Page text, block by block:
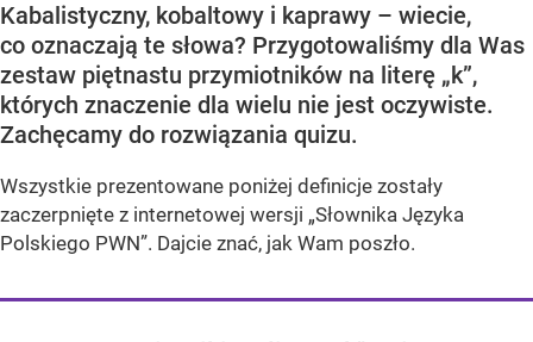
Kabalistyczny, kobaltowy i kaprawy – wiecie,
co oznaczają te słowa? Przygotowaliśmy dla Was
zestaw piętnastu przymiotników na literę „k”,
których znaczenie dla wielu nie jest oczywiste.
Zachęcamy do rozwiązania quizu.
Wszystkie prezentowane poniżej definicje zostały
zaczerpnięte z internetowej wersji „Słownika Języka
Polskiego PWN”. Dajcie znać, jak Wam poszło.